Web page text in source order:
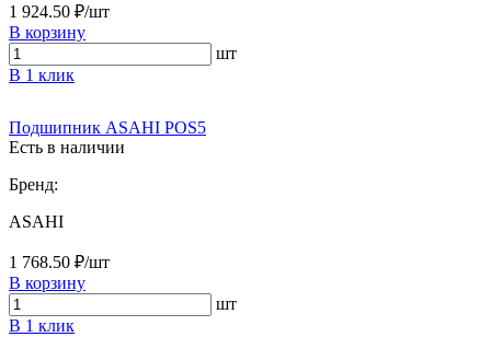
1 924.50 ₽/шт
В корзину
шт
В 1 клик
Подшипник ASAHI POS5
Есть в наличии
Бренд:
ASAHI
1 768.50 ₽/шт
В корзину
шт
В 1 клик